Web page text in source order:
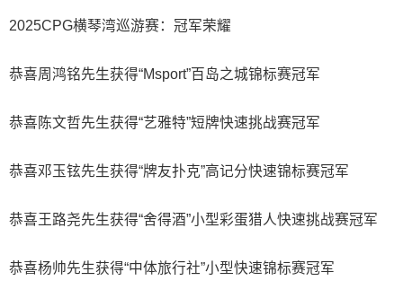
2025CPG横琴湾巡游赛：冠军荣耀
恭喜周鸿铭先生获得“Msport”百岛之城锦标赛冠军
恭喜陈文哲先生获得“艺雅特”短牌快速挑战赛冠军
恭喜邓玉铉先生获得“牌友扑克”高记分快速锦标赛冠军
恭喜王路尧先生获得“舍得酒”小型彩蛋猎人快速挑战赛冠军
恭喜杨帅先生获得“中体旅行社”小型快速锦标赛冠军